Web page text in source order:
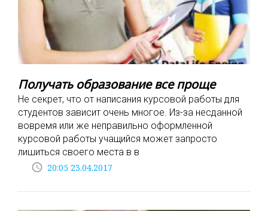
Получать образование все проще
Не секрет, что от написания курсовой работы для
студентов зависит очень многое. Из-за несданной
вовремя или же неправильно оформленной
курсовой работы учащийся может запросто
лишиться своего места в в
access_time 20:05 23.04.2017